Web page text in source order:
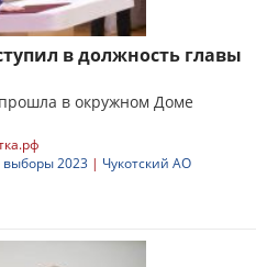
в должность главы
в окружном Доме
2023 | Чукотский АО